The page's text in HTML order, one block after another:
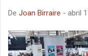
De Joan Birraire - abril